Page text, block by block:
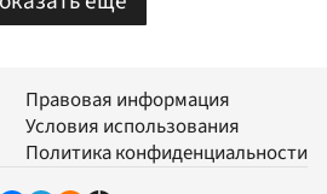
Правовая информация
Условия использования
Политика конфиденциальности